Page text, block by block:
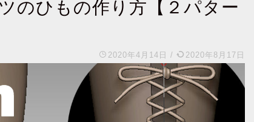
のひもの作り方【２パター
2020年4月14日 / 2020年8月17日